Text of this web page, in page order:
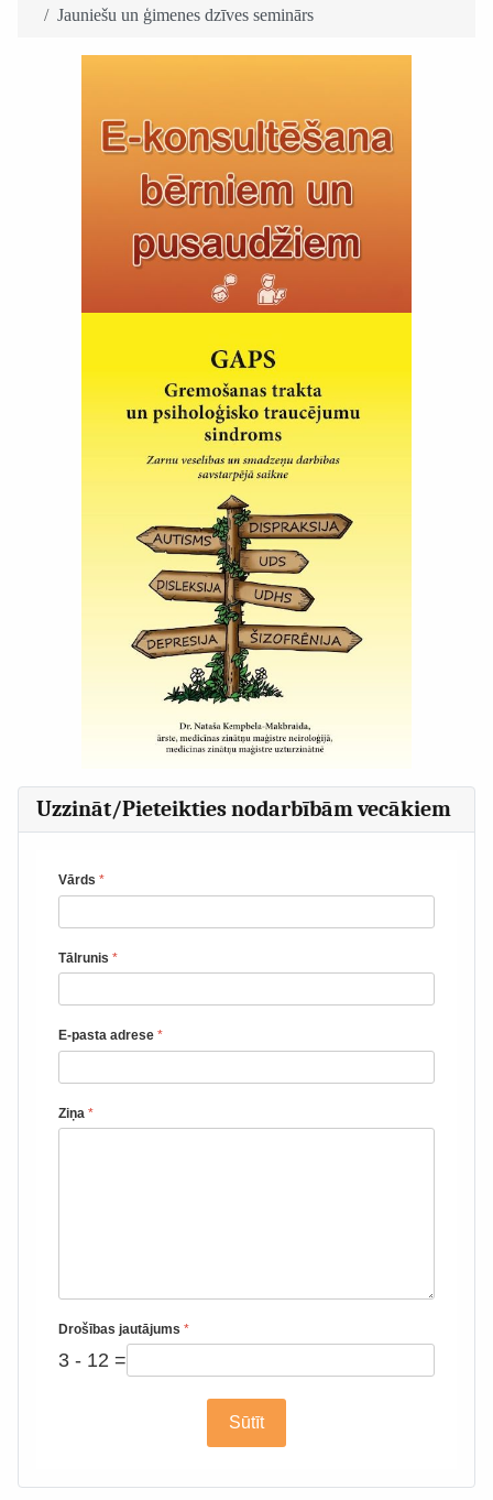
Jauniešu un ģimenes dzīves seminārs
Uzzināt/Pieteikties nodarbībām vecākiem
Vārds *
Tālrunis *
E-pasta adrese *
Ziņa *
Drošības jautājums *
3 - 12 =
Sūtīt